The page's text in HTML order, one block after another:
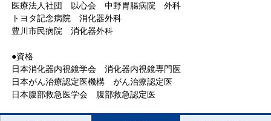
医療法人社団 以心会 中野胃腸病院 外科
トヨタ記念病院 消化器外科
豊川市民病院 消化器外科
●資格
日本消化器内視鏡学会 消化器内視鏡専門医
日本がん治療認定医機構 がん治療認定医
日本腹部救急医学会 腹部救急認定医